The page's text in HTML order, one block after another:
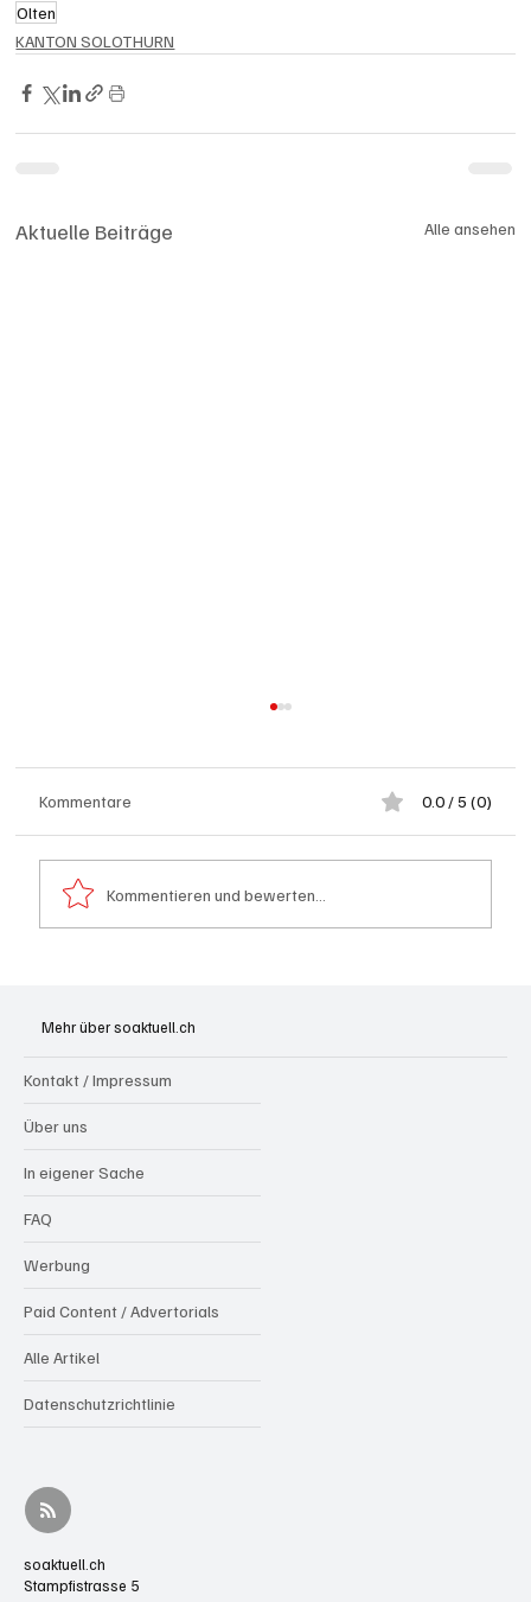
Olten
KANTON SOLOTHURN
Aktuelle Beiträge Alle ansehen
Kommentare 0.0 / 5 (0)
Kommentieren und bewerten...
Mehr über soaktuell.ch
Kontakt / Impressum
Über uns
In eigener Sache
FAQ
Werbung
Paid Content / Advertorials
Alle Artikel
Datenschutzrichtlinie
soaktuell.ch
Stampfistrasse 5